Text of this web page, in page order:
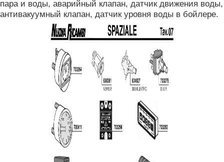
пара и воды, аварийный клапан, датчик движения воды,
антивакуумный клапан, датчик уровня воды в бойлере.